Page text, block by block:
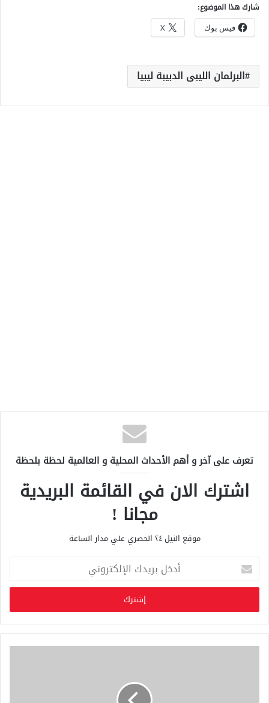
شارك هذا الموضوع:
فيس بوك X
البرلمان الليبى الدبيبة ليبيا
تعرف على آخر و أهم الأحداث المحلية و العالمية لحظة بلحظة
اشترك الان في القائمة البريدية
مجانا !
موقع النيل ٢٤ الحصري علي مدار الساعة
خ
ب
ر
ي